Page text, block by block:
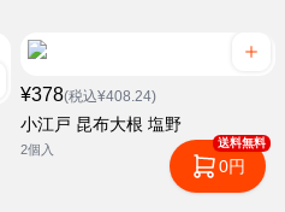
¥378(税込¥408.24)
小江戸 昆布大根 塩野
2個入 送料無料
0円